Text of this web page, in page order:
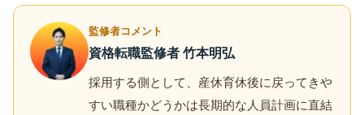
監修者コメント
資格転職監修者 竹本明弘
採用する側として、産休育休後に戻ってきや
すい職種かどうかは長期的な人員計画に直結